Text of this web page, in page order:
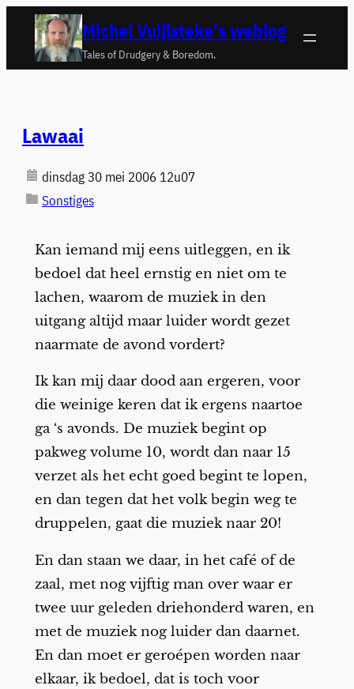
naar
Michel Vuijlsteke's weblog
Tales of Drudgery & Boredom.
Lawaai
dinsdag 30 mei 2006 12u07
Sonstiges
Kan iemand mij eens uitleggen, en ik
bedoel dat heel ernstig en niet om te
lachen, waarom de muziek in den
uitgang altijd maar luider wordt gezet
naarmate de avond vordert?
Ik kan mij daar dood aan ergeren, voor
die weinige keren dat ik ergens naartoe
ga ‘s avonds. De muziek begint op
pakweg volume 10, wordt dan naar 15
verzet als het echt goed begint te lopen,
en dan tegen dat het volk begin weg te
druppelen, gaat die muziek naar 20!
En dan staan we daar, in het café of de
zaal, met nog vijftig man over waar er
twee uur geleden driehonderd waren, en
met de muziek nog luider dan daarnet.
En dan moet er geroépen worden naar
elkaar, ik bedoel, dat is toch voor